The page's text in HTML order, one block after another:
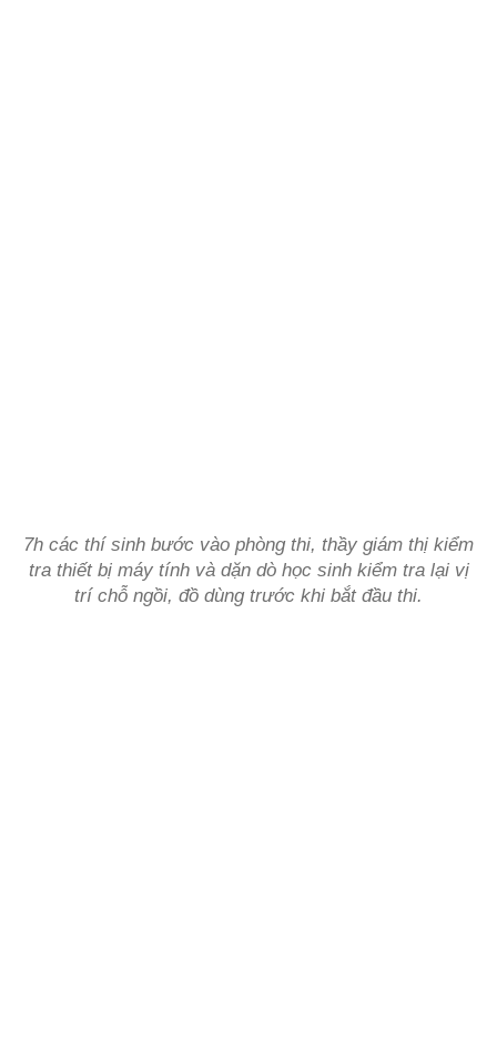
7h các thí sinh bước vào phòng thi, thầy giám thị kiểm
tra thiết bị máy tính và dặn dò học sinh kiểm tra lại vị
trí chỗ ngồi, đồ dùng trước khi bắt đầu thi.